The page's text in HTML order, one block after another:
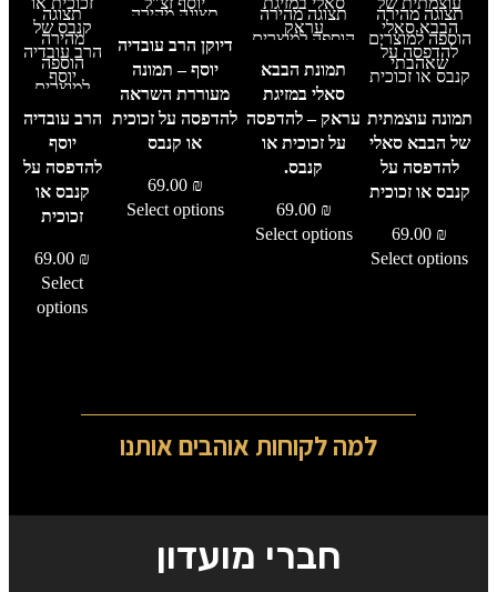
תצוגה מהירה
הוספה למוצרים
שאהבתי
תמונה עוצמתית
של הבבא סאלי
להדפסה על
קנבס או זכוכית
69.00 ₪
Select options
תצוגה מהירה
הוספה למוצרים
שאהבתי
תמונת הבבא
סאלי במזיגת
עראק – להדפסה
על זכוכית או
קנבס.
69.00 ₪
Select options
תצוגה מהירה
הוספה למוצרים
שאהבתי
דיוקן הרב עובדיה
יוסף – תמונה
מעוררת השראה
להדפסה על זכוכית
או קנבס
69.00 ₪
Select options
תצוגה
מהירה
הוספה
למוצרים
שאהבתי
הרב עובדיה
יוסף
להדפסה על
קנבס או
זכוכית
69.00 ₪
Select
options
למה לקוחות אוהבים אותנו
חברי מועדון